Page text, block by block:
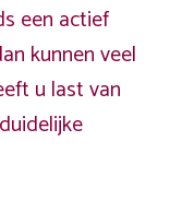
een actief
kunnen veel
u last van